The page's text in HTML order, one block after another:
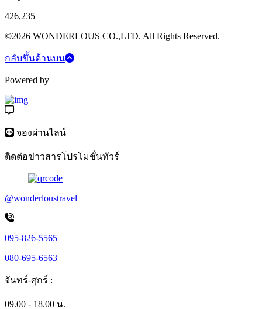
426,235
©2026 WONDERLOUS CO.,LTD. All Rights Reserved.
กลับขึ้นด้านบน
Powered by
จองผ่านไลน์
ติดต่อข่าวสารโปรโมชั่นทัวร์
@wonderloustravel
095-826-5565
080-695-6563
จันทร์-ศุกร์ :
09.00 - 18.00 น.